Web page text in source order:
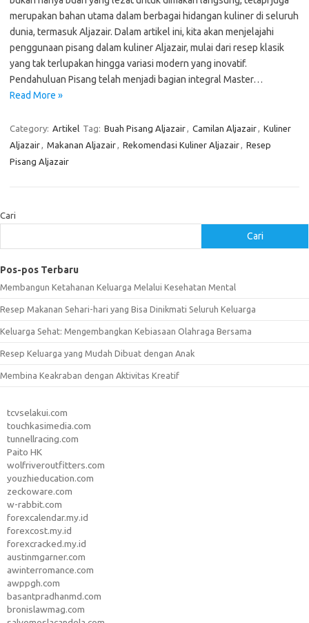
merupakan bahan utama dalam berbagai hidangan kuliner di seluruh
dunia, termasuk Aljazair. Dalam artikel ini, kita akan menjelajahi
penggunaan pisang dalam kuliner Aljazair, mulai dari resep klasik
yang tak terlupakan hingga variasi modern yang inovatif.
Pendahuluan Pisang telah menjadi bagian integral Master…
Read More »
Category: Artikel Tag: Buah Pisang Aljazair, Camilan Aljazair, Kuliner
Aljazair, Makanan Aljazair, Rekomendasi Kuliner Aljazair, Resep
Pisang Aljazair
Cari
Cari
Pos-pos Terbaru
Membangun Ketahanan Keluarga Melalui Kesehatan Mental
Resep Makanan Sehari-hari yang Bisa Dinikmati Seluruh Keluarga
Keluarga Sehat: Mengembangkan Kebiasaan Olahraga Bersama
Resep Keluarga yang Mudah Dibuat dengan Anak
Membina Keakraban dengan Aktivitas Kreatif
tcvselakui.com
touchkasimedia.com
tunnellracing.com
Paito HK
wolfriveroutfitters.com
youzhieducation.com
zeckoware.com
w-rabbit.com
forexcalendar.my.id
forexcost.my.id
forexcracked.my.id
austinmgarner.com
awinterromance.com
awppgh.com
basantpradhanmd.com
bronislawmag.com